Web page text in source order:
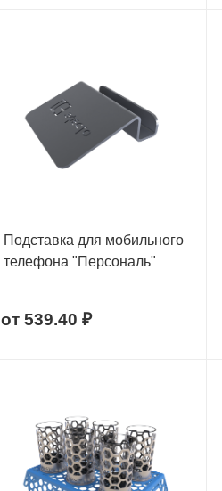
Подставка для мобильного
телефона "Персональ"
от 539.40 ₽